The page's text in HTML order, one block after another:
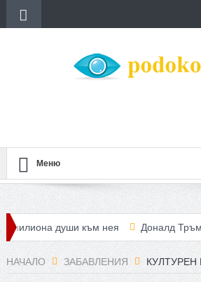
Меню
души към нея Доналд Тръмп е
маршрут за бежанците
НАЧАЛО ЗАБАВЛЕНИЯ КУЛТУРЕН